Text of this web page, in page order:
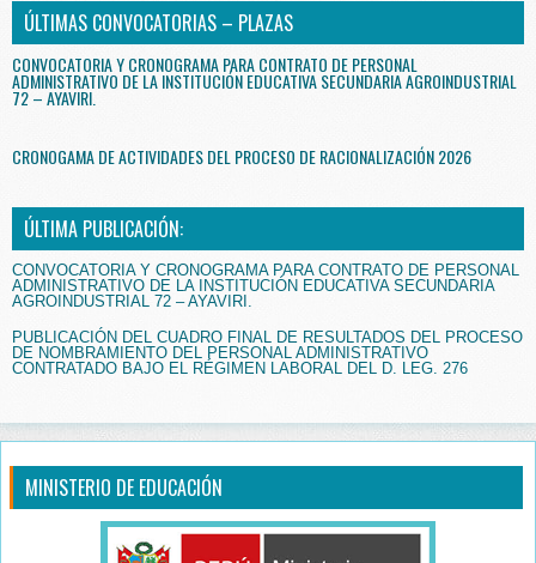
ÚLTIMAS CONVOCATORIAS – PLAZAS
CONVOCATORIA Y CRONOGRAMA PARA CONTRATO DE PERSONAL
ADMINISTRATIVO DE LA INSTITUCIÓN EDUCATIVA SECUNDARIA AGROINDUSTRIAL
72 – AYAVIRI.
CRONOGAMA DE ACTIVIDADES DEL PROCESO DE RACIONALIZACIÓN 2026
ÚLTIMA PUBLICACIÓN:
CONVOCATORIA Y CRONOGRAMA PARA CONTRATO DE PERSONAL
ADMINISTRATIVO DE LA INSTITUCIÓN EDUCATIVA SECUNDARIA
AGROINDUSTRIAL 72 – AYAVIRI.
PUBLICACIÓN DEL CUADRO FINAL DE RESULTADOS DEL PROCESO
DE NOMBRAMIENTO DEL PERSONAL ADMINISTRATIVO
CONTRATADO BAJO EL RÉGIMEN LABORAL DEL D. LEG. 276
MINISTERIO DE EDUCACIÓN